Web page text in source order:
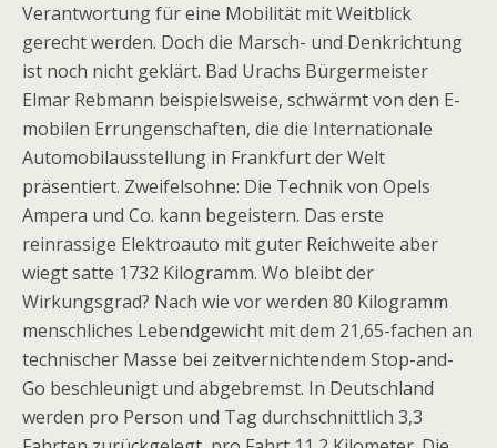
Verantwortung für eine Mobilität mit Weitblick
gerecht werden. Doch die Marsch- und Denkrichtung
ist noch nicht geklärt. Bad Urachs Bürgermeister
Elmar Rebmann beispielsweise, schwärmt von den E-
mobilen Errungenschaften, die die Internationale
Automobilausstellung in Frankfurt der Welt
präsentiert. Zweifelsohne: Die Technik von Opels
Ampera und Co. kann begeistern. Das erste
reinrassige Elektroauto mit guter Reichweite aber
wiegt satte 1732 Kilogramm. Wo bleibt der
Wirkungsgrad? Nach wie vor werden 80 Kilogramm
menschliches Lebendgewicht mit dem 21,65-fachen an
technischer Masse bei zeitvernichtendem Stop-and-
Go beschleunigt und abgebremst. In Deutschland
werden pro Person und Tag durchschnittlich 3,3